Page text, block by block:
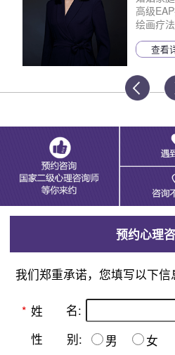
高级
绘画疗法
查看
预约心理
我们郑重承诺，您填写以下信
* 姓 名:
性 别: 男
女